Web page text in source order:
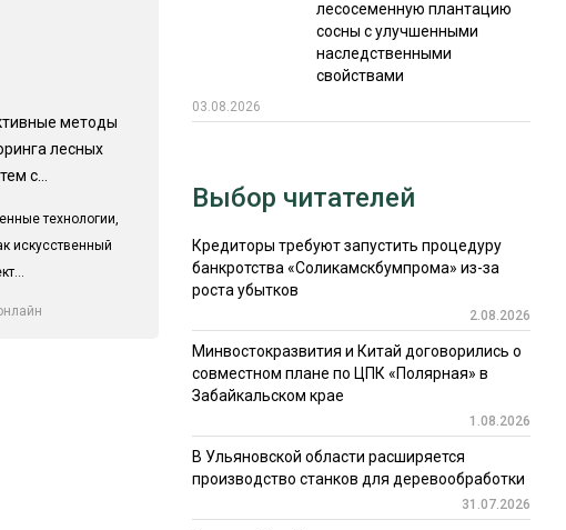
методы
лесных
с...
технологии,
искусственный
лесосеменную плантацию
сосны с улучшенными
наследственными
свойствами
03.08.2026
Выбор читателей
Кредиторы требуют запустить процедуру
банкротства «Соликамскбумпрома» из-за
роста убытков
2.08.2026
Минвостокразвития и Китай договорились о
совместном плане по ЦПК «Полярная» в
Забайкальском крае
1.08.2026
В Ульяновской области расширяется
производство станков для деревообработки
31.07.2026